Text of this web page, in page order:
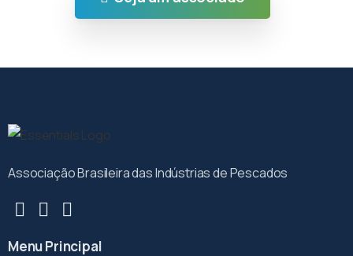
Associação Brasileira das Indústrias de Pescados
Menu Principal